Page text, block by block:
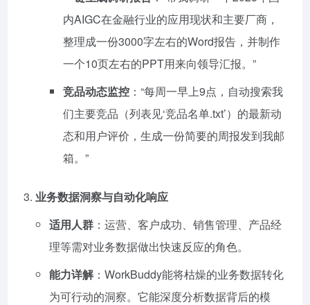
内AIGC在金融行业的应用现状和主要厂商，
整理成一份3000字左右的Word报告，并制作
一个10页左右的PPT用来向领导汇报。”
竞品动态监控 ：“每周一早上9点，自动搜索我
们主要竞品（列表见‘竞品名单.txt’）的最新动
态和用户评价，生成一份简要的周报发到我邮
箱。”
业务数据洞察与自动化响应
适用人群 ：运营、客户成功、销售管理、产品经
理等需对业务数据做出快速反应的角色。
能力详解：WorkBuddy能将枯燥的业务数据转化
为可行动的洞察。它能深度分析数据背后的模